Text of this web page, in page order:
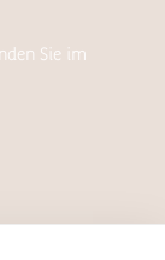
Sie im